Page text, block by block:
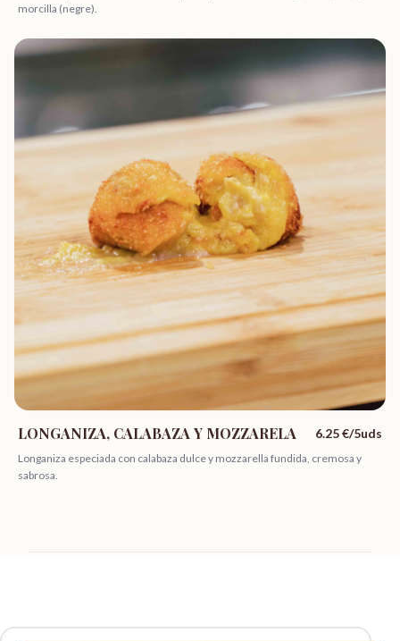
morcilla (negre).
LONGANIZA, CALABAZA Y MOZZARELA 6.25€/5uds
Longaniza especiada con calabaza dulce y mozzarella fundida, cremosa y
sabrosa.